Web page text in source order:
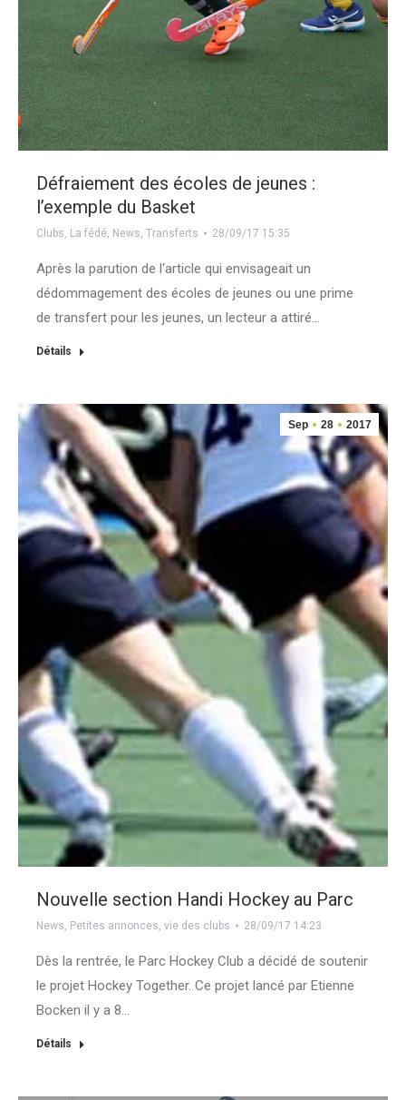
Défraiement des écoles de jeunes :
l’exemple du Basket
Clubs, La fédé, News, Transferts 28/09/17 15:35
Après la parution de l‘article qui envisageait un
dédommagement des écoles de jeunes ou une prime
de transfert pour les jeunes, un lecteur a attiré…
Détails
Sep 28 2017
Nouvelle section Handi Hockey au Parc
News, Petites annonces, vie des clubs 28/09/17 14:23
Dès la rentrée, le Parc Hockey Club a décidé de soutenir
le projet Hockey Together. Ce projet lancé par Etienne
Bocken il y a 8…
Détails